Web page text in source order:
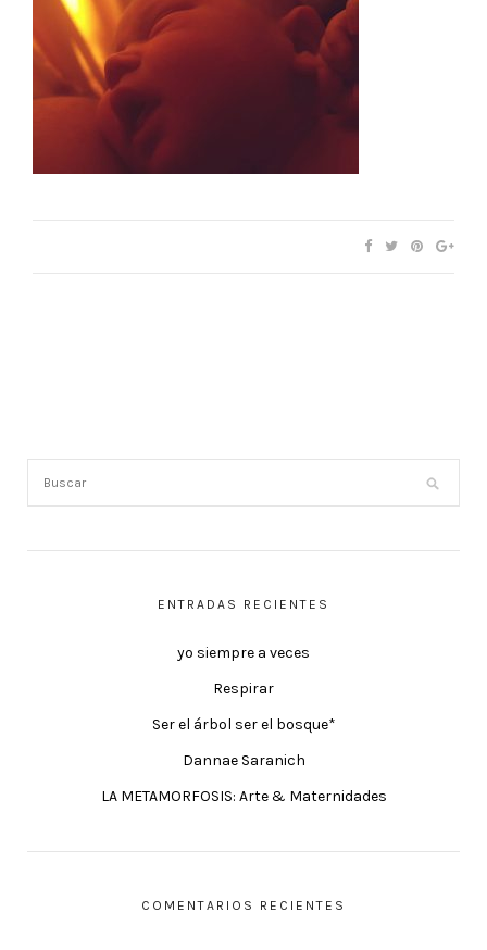
ENTRADAS RECIENTES
yo siempre a veces
Respirar
Ser el árbol ser el bosque*
Dannae Saranich
LA METAMORFOSIS: Arte & Maternidades
COMENTARIOS RECIENTES